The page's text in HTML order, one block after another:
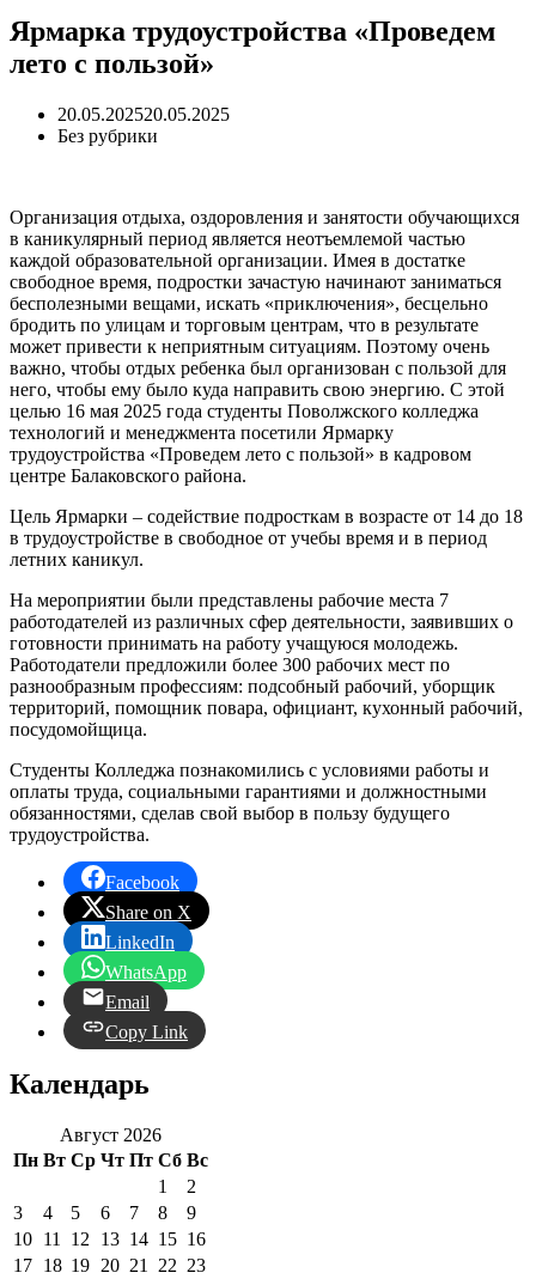
Ярмарка трудоустройства «Проведем
лето с пользой»
20.05.202520.05.2025
Без рубрики
Организация отдыха, оздоровления и занятости обучающихся
в каникулярный период является неотъемлемой частью
каждой образовательной организации. Имея в достатке
свободное время, подростки зачастую начинают заниматься
бесполезными вещами, искать «приключения», бесцельно
бродить по улицам и торговым центрам, что в результате
может привести к неприятным ситуациям. Поэтому очень
важно, чтобы отдых ребенка был организован с пользой для
него, чтобы ему было куда направить свою энергию. С этой
целью 16 мая 2025 года студенты Поволжского колледжа
технологий и менеджмента посетили Ярмарку
трудоустройства «Проведем лето с пользой» в кадровом
центре Балаковского района.
Цель Ярмарки – содействие подросткам в возрасте от 14 до 18
в трудоустройстве в свободное от учебы время и в период
летних каникул.
На мероприятии были представлены рабочие места 7
работодателей из различных сфер деятельности, заявивших о
готовности принимать на работу учащуюся молодежь.
Работодатели предложили более 300 рабочих мест по
разнообразным профессиям: подсобный рабочий, уборщик
территорий, помощник повара, официант, кухонный рабочий,
посудомойщица.
Студенты Колледжа познакомились с условиями работы и
оплаты труда, социальными гарантиями и должностными
обязанностями, сделав свой выбор в пользу будущего
трудоустройства.
Facebook
Share on X
LinkedIn
WhatsApp
Email
Copy Link
Календарь
Август 2026
Пн Вт Ср Чт Пт Сб Вс
1
2
3
4 5 6 7 8
9
10 11 12 13 14 15 16
17 18 19 20 21 22 23